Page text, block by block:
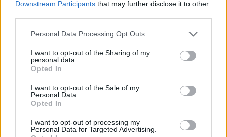
Downstream Participants that may further disclose it to other
Please note that this website/app uses one or more Google
not limited to your visit or usage behaviour. You may click to
grant or deny consent to Google and its third-party tags to
use your data for below specified purposes in below Google
consent section.
Personal Data Processing Opt Outs
I want to opt-out of the Sharing of my
personal data.
Opted In
I want to opt-out of the Sale of my
Personal Data.
Opted In
I want to opt-out of processing my
Personal Data for Targeted Advertising.
Add to compare